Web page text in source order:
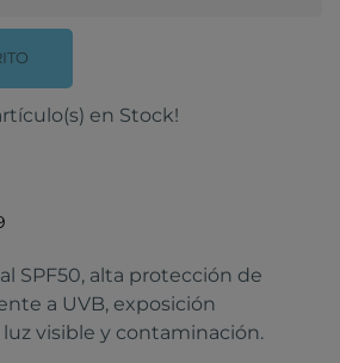
en Stock!
SPF50, alta protección de
a UVB, exposición
luz visible y contaminación.